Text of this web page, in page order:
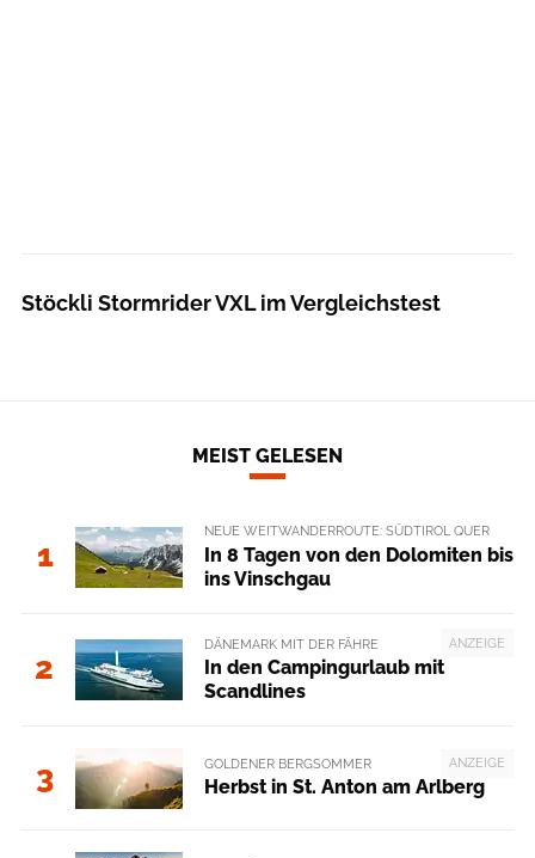
Stöckli Stormrider VXL im Vergleichstest
MEIST GELESEN
1
NEUE WEITWANDERROUTE: SÜDTIROL QUER
In 8 Tagen von den Dolomiten bis
ins Vinschgau
2
ANZEIGE
DÄNEMARK MIT DER FÄHRE
In den Campingurlaub mit
Scandlines
3 ANZEIGE
GOLDENER BERGSOMMER
Herbst in St. Anton am Arlberg